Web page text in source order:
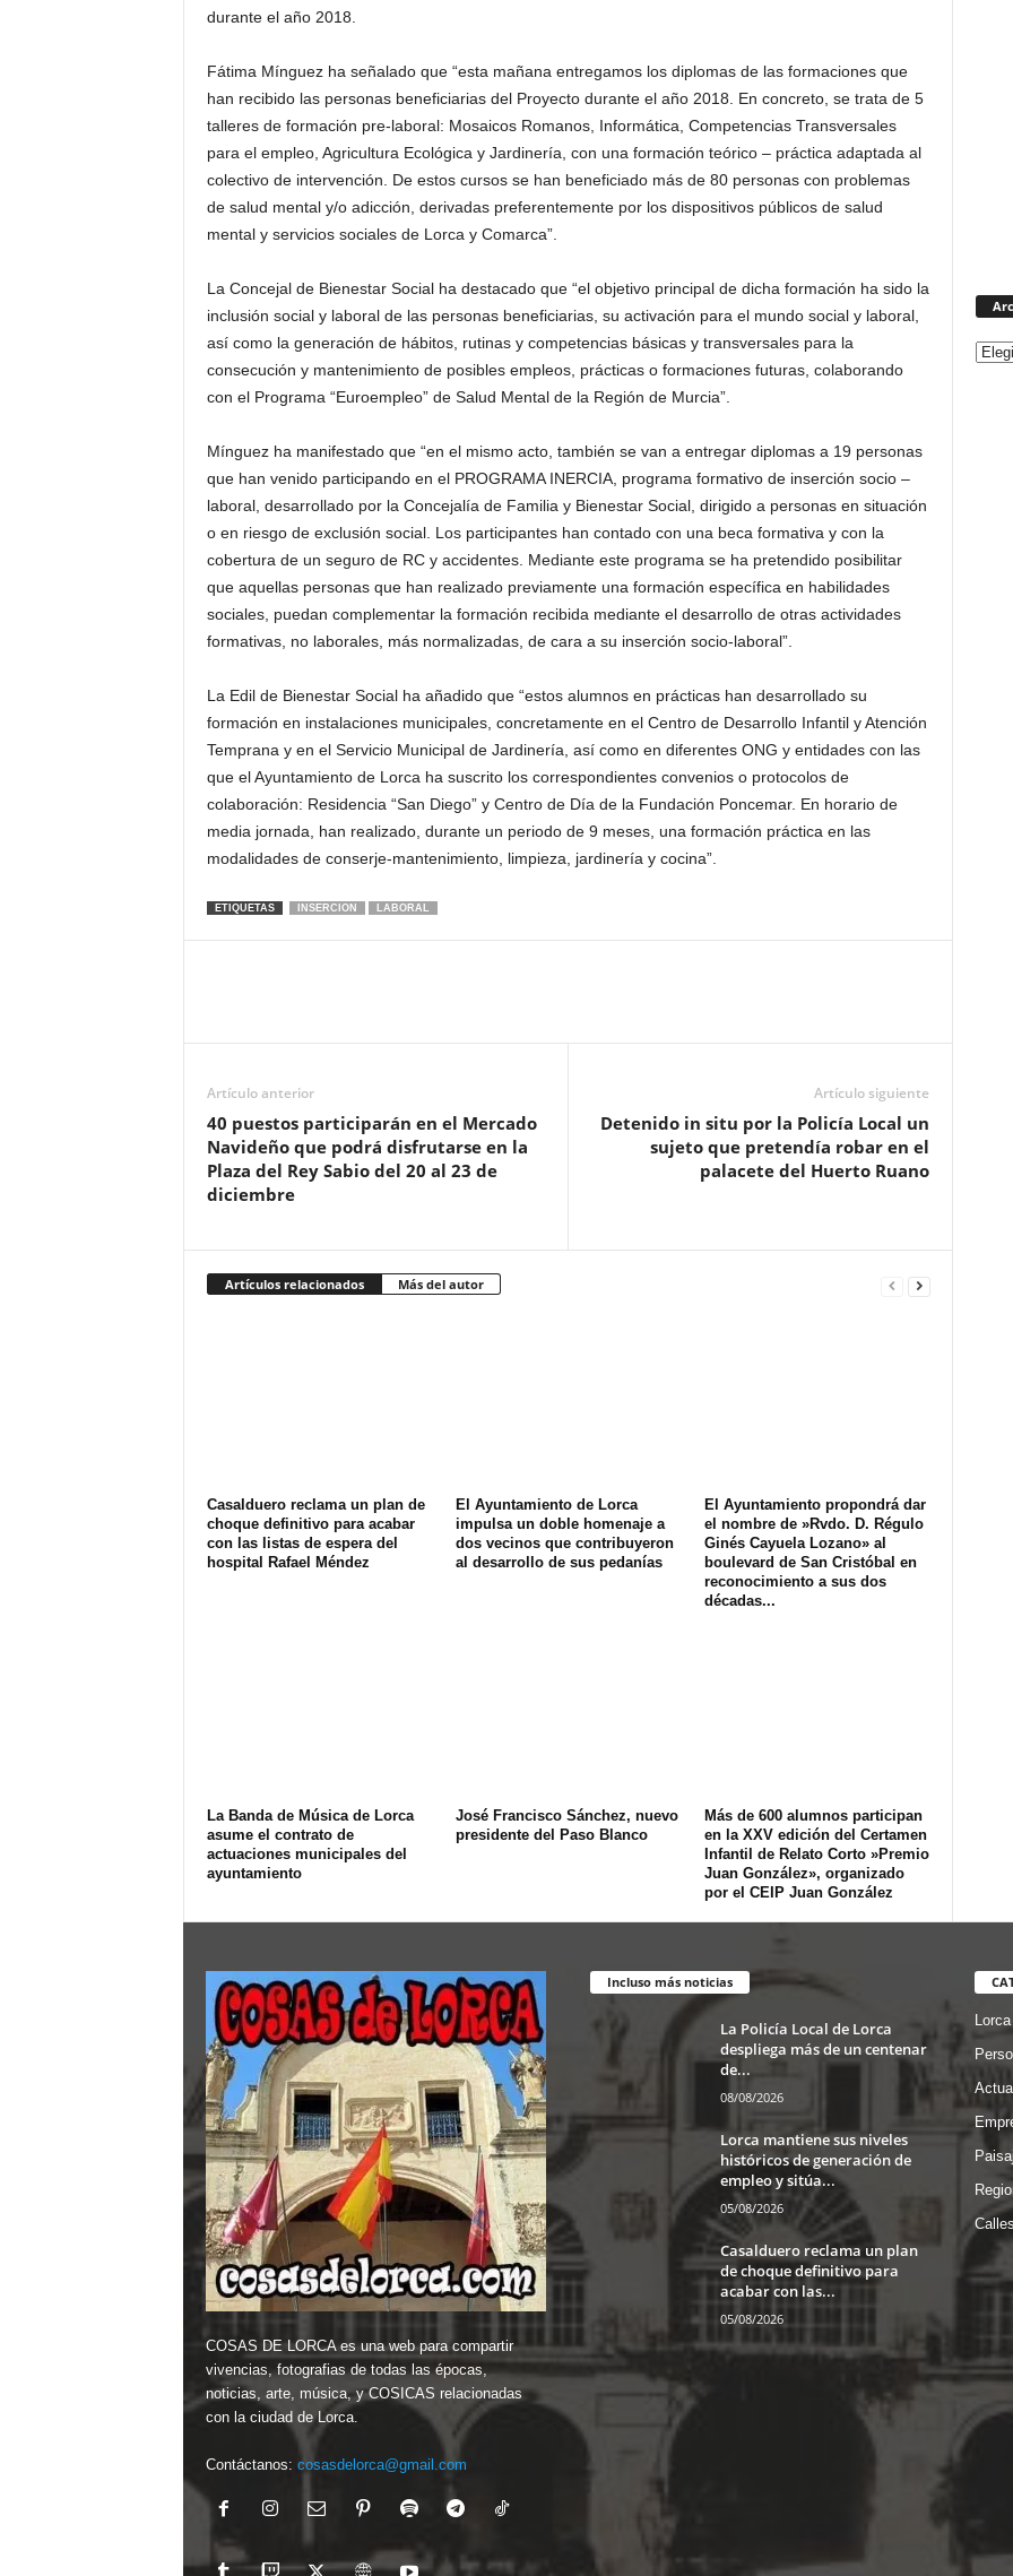
durante el año 2018.
Fátima Mínguez ha señalado que “esta mañana entregamos los diplomas de las formaciones que
han recibido las personas beneficiarias del Proyecto durante el año 2018. En concreto, se trata de 5
talleres de formación pre-laboral: Mosaicos Romanos, Informática, Competencias Transversales
para el empleo, Agricultura Ecológica y Jardinería, con una formación teórico – práctica adaptada al
colectivo de intervención. De estos cursos se han beneficiado más de 80 personas con problemas
de salud mental y/o adicción, derivadas preferentemente por los dispositivos públicos de salud
mental y servicios sociales de Lorca y Comarca”.
La Concejal de Bienestar Social ha destacado que “el objetivo principal de dicha formación ha sido la
inclusión social y laboral de las personas beneficiarias, su activación para el mundo social y laboral,
así como la generación de hábitos, rutinas y competencias básicas y transversales para la
consecución y mantenimiento de posibles empleos, prácticas o formaciones futuras, colaborando
con el Programa “Euroempleo” de Salud Mental de la Región de Murcia”.
Mínguez ha manifestado que “en el mismo acto, también se van a entregar diplomas a 19 personas
que han venido participando en el PROGRAMA INERCIA, programa formativo de inserción socio –
laboral, desarrollado por la Concejalía de Familia y Bienestar Social, dirigido a personas en situación
o en riesgo de exclusión social. Los participantes han contado con una beca formativa y con la
cobertura de un seguro de RC y accidentes. Mediante este programa se ha pretendido posibilitar
que aquellas personas que han realizado previamente una formación específica en habilidades
sociales, puedan complementar la formación recibida mediante el desarrollo de otras actividades
formativas, no laborales, más normalizadas, de cara a su inserción socio-laboral”.
La Edil de Bienestar Social ha añadido que “estos alumnos en prácticas han desarrollado su
formación en instalaciones municipales, concretamente en el Centro de Desarrollo Infantil y Atención
Temprana y en el Servicio Municipal de Jardinería, así como en diferentes ONG y entidades con las
que el Ayuntamiento de Lorca ha suscrito los correspondientes convenios o protocolos de
colaboración: Residencia “San Diego” y Centro de Día de la Fundación Poncemar. En horario de
media jornada, han realizado, durante un periodo de 9 meses, una formación práctica en las
modalidades de conserje-mantenimiento, limpieza, jardinería y cocina”.
ETIQUETAS INSERCION LABORAL
Artículo anterior
40 puestos participarán en el Mercado
Navideño que podrá disfrutarse en la
Plaza del Rey Sabio del 20 al 23 de
diciembre
Artículo siguiente
Detenido in situ por la Policía Local un
sujeto que pretendía robar en el
palacete del Huerto Ruano
Artículos relacionados Más del autor
Casalduero reclama un plan de
choque definitivo para acabar
con las listas de espera del
hospital Rafael Méndez
El Ayuntamiento de Lorca
impulsa un doble homenaje a
dos vecinos que contribuyeron
al desarrollo de sus pedanías
El Ayuntamiento propondrá dar
el nombre de »Rvdo. D. Régulo
Ginés Cayuela Lozano» al
boulevard de San Cristóbal en
reconocimiento a sus dos
décadas...
La Banda de Música de Lorca
asume el contrato de
actuaciones municipales del
ayuntamiento
José Francisco Sánchez, nuevo
presidente del Paso Blanco
Más de 600 alumnos participan
en la XXV edición del Certamen
Infantil de Relato Corto »Premio
Juan González», organizado
por el CEIP Juan González
COSAS DE LORCA es una web para compartir
vivencias, fotografias de todas las épocas,
noticias, arte, música, y COSICAS relacionadas
con la ciudad de Lorca.
Contáctanos: cosasdelorca@gmail.com
Incluso más noticias
La Policía Local de Lorca
despliega más de un centenar
de...
08/08/2026
Lorca mantiene sus niveles
históricos de generación de
empleo y sitúa...
05/08/2026
Casalduero reclama un plan
de choque definitivo para
acabar con las...
05/08/2026
Lorca